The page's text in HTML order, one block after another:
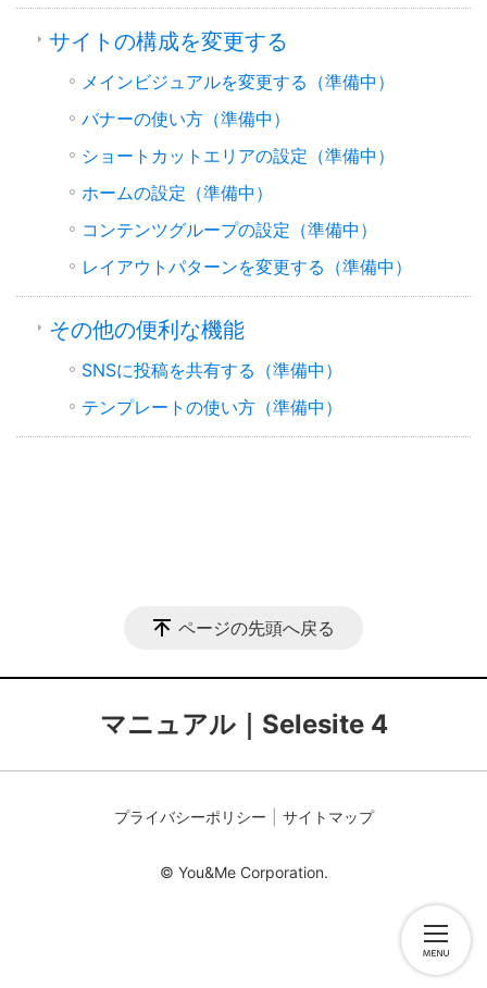
サイトの構成を変更する
メインビジュアルを変更する（準備中）
バナーの使い方（準備中）
ショートカットエリアの設定（準備中）
ホームの設定（準備中）
コンテンツグループの設定（準備中）
レイアウトパターンを変更する（準備中）
その他の便利な機能
SNSに投稿を共有する（準備中）
テンプレートの使い方（準備中）
ページの先頭へ戻る
マニュアル｜Selesite 4
プライバシーポリシー サイトマップ
© You&Me Corporation.